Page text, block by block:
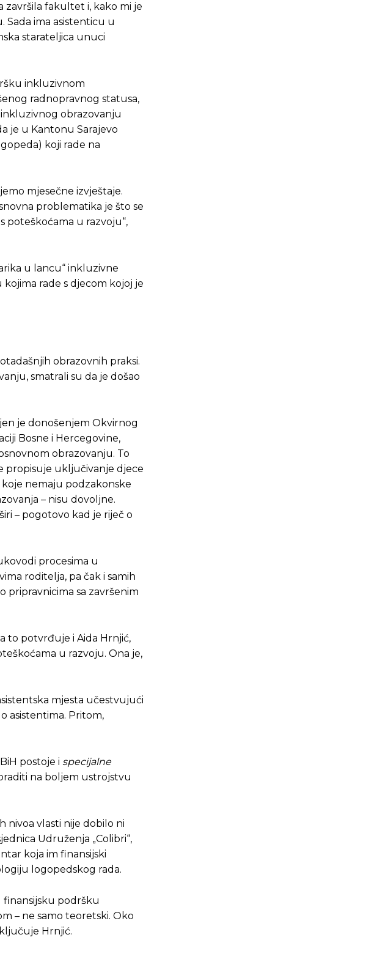
Redakcija Objavi.ba
Redakcija Objavi.ba
završila fakultet i, kako mi je
ima asistenticu u
starateljica unuci
inkluzivnom
radnopravnog statusa,
obrazovanju
je u Kantonu Sarajevo
koji rade na
mjesečne izvještaje.
problematika je što se
poteškoćama u razvoju“,
u lancu“ inkluzivne
rade s djecom kojoj je
obrazovnih praksi.
smatrali su da je došao
je donošenjem Okvirnog
Bosne i Hercegovine,
obrazovanju. To
propisuje uključivanje djece
nemaju podzakonske
– nisu dovoljne.
– pogotovo kad je riječ o
procesima u
roditelja, pa čak i samih
pripravnicima sa završenim
to potvrđuje i Aida Hrnjić,
u razvoju. Ona je,
mjesta učestvujući
asistentima. Pritom,
postoje i specijalne
na boljem ustrojstvu
nivoa vlasti nije dobilo ni
Udruženja „Colibri“,
koja im finansijski
logopedskog rada.
finansijsku podršku
– ne samo teoretski. Oko
Hrnjić.